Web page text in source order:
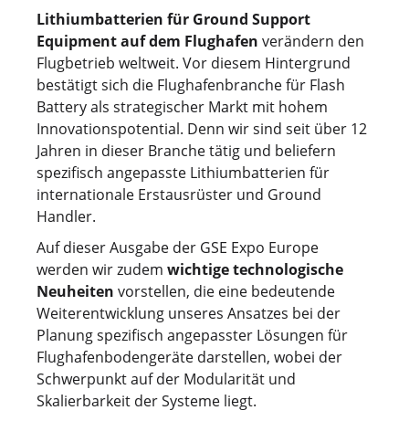
Lithiumbatterien für Ground Support
Equipment auf dem Flughafen verändern den
Flugbetrieb weltweit. Vor diesem Hintergrund
bestätigt sich die Flughafenbranche für Flash
Battery als strategischer Markt mit hohem
Innovationspotential. Denn wir sind seit über 12
Jahren in dieser Branche tätig und beliefern
spezifisch angepasste Lithiumbatterien für
internationale Erstausrüster und Ground
Handler.
Auf dieser Ausgabe der GSE Expo Europe
werden wir zudem wichtige technologische
Neuheiten vorstellen, die eine bedeutende
Weiterentwicklung unseres Ansatzes bei der
Planung spezifisch angepasster Lösungen für
Flughafenbodengeräte darstellen, wobei der
Schwerpunkt auf der Modularität und
Skalierbarkeit der Systeme liegt.